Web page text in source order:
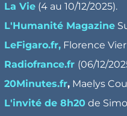
La Vie (4 au 10/12/2025).
L'Humanité Magazine
LeFigaro.fr,
Radiofrance.fr (06/12/
20Minutes.fr, Maelys
L'invité de 8h20 de